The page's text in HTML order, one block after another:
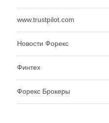
www.trustpilot.com
Новости Форекс
Финтех
Форекс Брокеры